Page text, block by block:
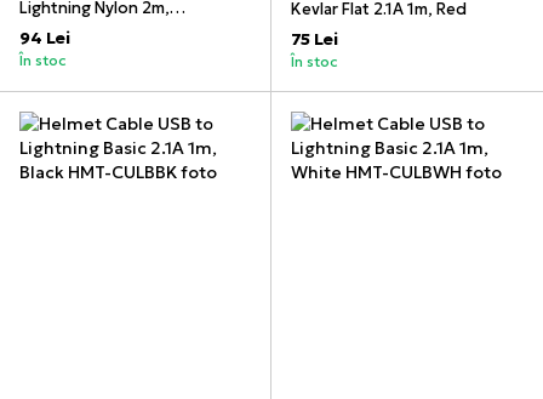
Lightning Nylon 2m,
White/Black
94 Lei
În stoc
Kevlar Flat 2.1A 1m, Red
75 Lei
În stoc